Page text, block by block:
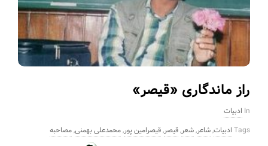
راز ماندگاری «قیصر»
In ادبیات
Tags ادبیات,شاعر,شعر,قیصر,قیصرامین پور,محمدعلی بهمنی,مصاحبه